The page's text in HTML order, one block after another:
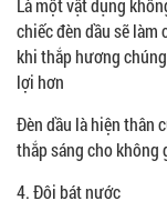
Là một vật dụng
chiếc đèn dầu sẽ làm
khi thắp hương
lợi hơn
Đèn dầu là hiện thân
thắp sáng cho không
4. Đôi bát nước